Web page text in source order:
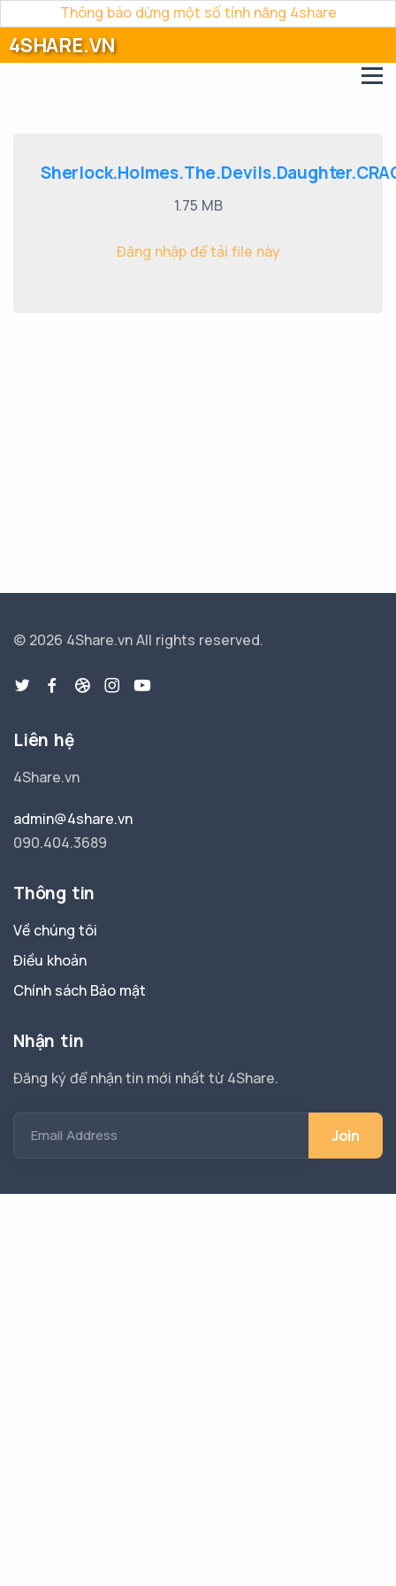
Thông báo dừng một số tính năng 4share
4SHARE.VN
1.75 MB
Đăng nhập để tải file này
© 2026 4Share.vnAll rights reserved.
Liên hệ
4Share.vn
admin@4share.vn
090.404.3689
Thông tin
Về chúng tôi
Điều khoản
Chính sách Bảo mật
Nhận tin
Đăng ký để nhận tin mới nhất từ 4Share.
Email Address